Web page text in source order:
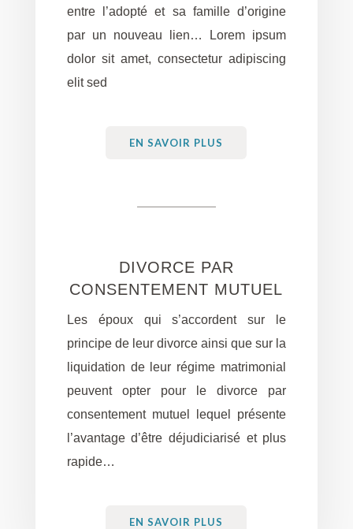
entre l’adopté et sa famille d’origine
par un nouveau lien… Lorem ipsum
dolor sit amet, consectetur adipiscing
elit sed
EN SAVOIR PLUS
DIVORCE PAR
CONSENTEMENT MUTUEL
Les époux qui s’accordent sur le
principe de leur divorce ainsi que sur la
liquidation de leur régime matrimonial
peuvent opter pour le divorce par
consentement mutuel lequel présente
l’avantage d’être déjudiciarisé et plus
rapide…
EN SAVOIR PLUS